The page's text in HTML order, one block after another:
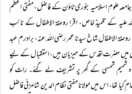
جامعہ علومِ اسلامیہ بنوری ٹاؤن کے فاضل، مفتی اعظم
علیہ کے تلمیذ خاص، اقرا روضۃ الاطفال کے نائب
روضۃ الاطفال شاخ سیدنا عمر رضی اللہ عنہ، برادرم عبد
میں حضرت اقدس کے میزبان ہیں، استقبال کے لیے
شمسی کے گھر پر تشریف لے گئے۔ رات کو
کیا تھا، اس میں مولانا مفتی نظام الدین شامزئی فاضل